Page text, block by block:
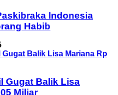
Indonesia
Habib
Gugat Balik Lisa
Miliar